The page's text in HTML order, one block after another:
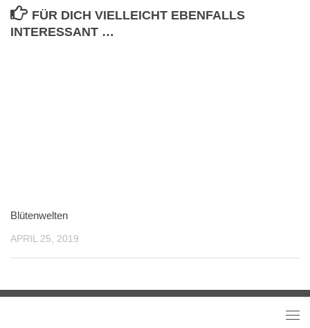
FÜR DICH VIELLEICHT EBENFALLS
INTERESSANT …
Blütenwelten
APRIL 25, 2019